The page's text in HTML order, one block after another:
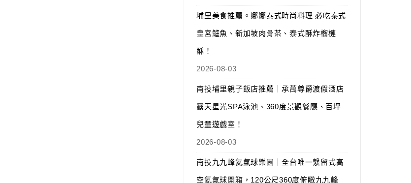
埔里美食推薦。娜娜泰式時尚料理 必吃泰式
皇宮鱸魚、新加坡肉骨茶、泰式酥炸榴槤
酥！
2026-08-03
南投埔里親子飯店推薦｜承萬尊爵渡假酒店
露天星光SPA泳池、360度景觀餐廳、百坪
兒童遊戲室！
2026-08-03
南投九九峰氦氣球樂園｜全台唯一繫留式高
空氦氣球開箱，120公尺360度俯瞰九九峰